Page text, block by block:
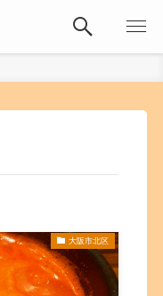
大阪市北区